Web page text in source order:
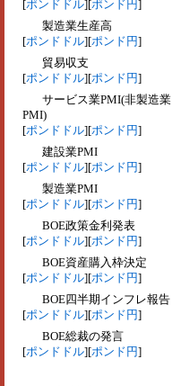
[ポンドドル][ポンド円]
製造業生産高
[ポンドドル][ポンド円]
貿易収支
[ポンドドル][ポンド円]
サービス業PMI(非製造業
PMI)
[ポンドドル][ポンド円]
建設業PMI
[ポンドドル][ポンド円]
製造業PMI
[ポンドドル][ポンド円]
BOE政策金利発表
[ポンドドル][ポンド円]
BOE資産購入枠決定
[ポンドドル][ポンド円]
BOE四半期インフレ報告
[ポンドドル][ポンド円]
BOE総裁の発言
[ポンドドル][ポンド円]